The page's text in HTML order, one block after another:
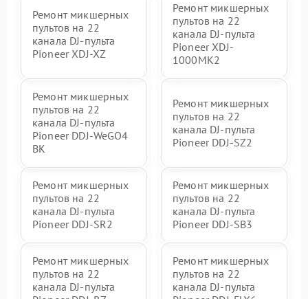
Ремонт микшерных
пультов на 22
канала DJ-пульта
Pioneer XDJ-XZ
Ремонт микшерных
пультов на 22
канала DJ-пульта
Pioneer XDJ-
1000MK2
Ремонт микшерных
пультов на 22
канала DJ-пульта
Pioneer DDJ-WeGO4
BK
Ремонт микшерных
пультов на 22
канала DJ-пульта
Pioneer DDJ-SZ2
Ремонт микшерных
пультов на 22
канала DJ-пульта
Pioneer DDJ-SR2
Ремонт микшерных
пультов на 22
канала DJ-пульта
Pioneer DDJ-SB3
Ремонт микшерных
пультов на 22
канала DJ-пульта
Ремонт микшерных
пультов на 22
канала DJ-пульта